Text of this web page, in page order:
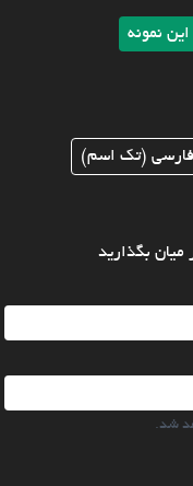
نمونه
فارسی (تک اسم)
میان بگذارید
شد.